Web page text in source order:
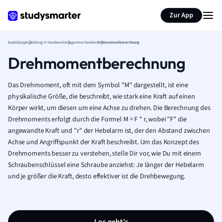
Zur App
AusbildungAusbildung in HandwerkAnlagenmechanikerDrehmomentberechnung
Drehmomentberechnung
Das Drehmoment, oft mit dem Symbol "M" dargestellt, ist eine
physikalische Größe, die beschreibt, wie stark eine Kraft auf einen
Körper wirkt, um diesen um eine Achse zu drehen. Die Berechnung des
Drehmoments erfolgt durch die Formel M = F * r, wobei "F" die
angewandte Kraft und "r" der Hebelarm ist, der den Abstand zwischen
Achse und Angriffspunkt der Kraft beschreibt. Um das Konzept des
Drehmoments besser zu verstehen, stelle Dir vor, wie Du mit einem
Schraubenschlüssel eine Schraube anziehst: Je länger der Hebelarm
und je größer die Kraft, desto effektiver ist die Drehbewegung.